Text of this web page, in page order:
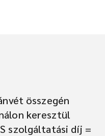
összegén
keresztül
szolgáltatási díj =